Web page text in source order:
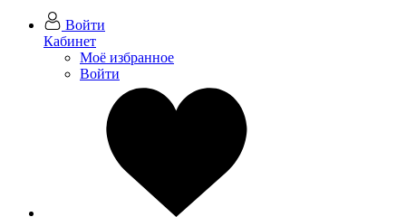
Войти
Кабинет
Моё избранное
Войти